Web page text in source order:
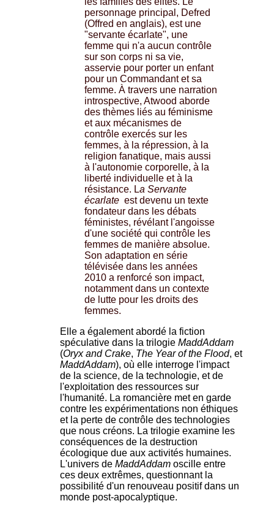
personnage principal, Defred
(Offred en anglais), est une
"servante écarlate", une
femme qui n'a aucun contrôle
sur son corps ni sa vie,
asservie pour porter un enfant
pour un Commandant et sa
femme. À travers une narration
introspective, Atwood aborde
des thèmes liés au féminisme
et aux mécanismes de
contrôle exercés sur les
femmes, à la répression, à la
religion fanatique, mais aussi
à l'autonomie corporelle, à la
liberté individuelle et à la
résistance. La Servante
écarlate est devenu un texte
fondateur dans les débats
féministes, révélant l'angoisse
d'une société qui contrôle les
femmes de manière absolue.
Son adaptation en série
télévisée dans les années
2010 a renforcé son impact,
notamment dans un contexte
de lutte pour les droits des
femmes.
Elle a également abordé la fiction
spéculative dans la trilogie MaddAddam
(Oryx and Crake, The Year of the Flood, et
MaddAddam), où elle interroge l'impact
de la science, de la technologie, et de
l'exploitation des ressources sur
l'humanité. La romancière met en garde
contre les expérimentations non éthiques
et la perte de contrôle des technologies
que nous créons. La trilogie examine les
conséquences de la destruction
écologique due aux activités humaines.
L'univers de MaddAddam oscille entre
ces deux extrêmes, questionnant la
possibilité d'un renouveau positif dans un
monde post-apocalyptique.